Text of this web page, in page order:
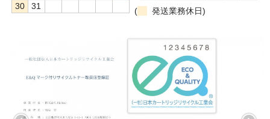
30
31
(
発送業務休日)